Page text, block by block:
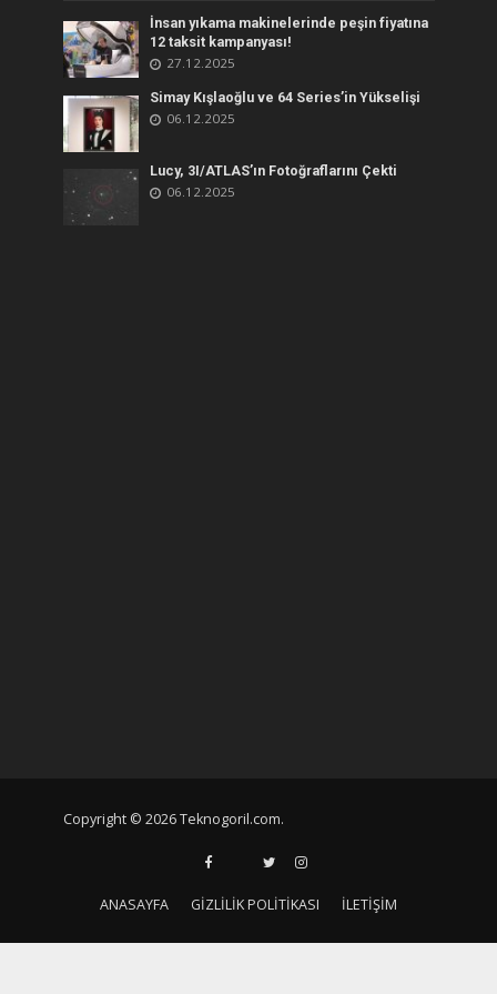
İnsan yıkama makinelerinde peşin fiyatına
12 taksit kampanyası!
27.12.2025
Simay Kışlaoğlu ve 64 Series’in Yükselişi
06.12.2025
Lucy, 3I/ATLAS’ın Fotoğraflarını Çekti
06.12.2025
Copyright © 2026 Teknogoril.com.
ANASAYFA GIZLILIK POLITIKASI İLETIŞIM